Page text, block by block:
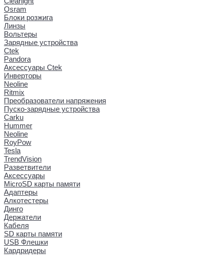
Osram
Блоки розжига
Линзы
Вольтеры
Зарядные устройства
Ctek
Pandora
Аксессуары Ctek
Инверторы
Neoline
Ritmix
Преобразователи напряжения
Пуско-зарядные устройства
Carku
Hummer
Neoline
RoyPow
Tesla
TrendVision
Разветвители
Аксессуары
MicroSD карты памяти
Адаптеры
Алкотестеры
Динго
Держатели
Кабеля
SD карты памяти
USB Флешки
Кардридеры